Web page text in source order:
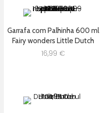
Garrafa com Palhinha 600 ml
Fairy wonders Little Dutch
16,99 €